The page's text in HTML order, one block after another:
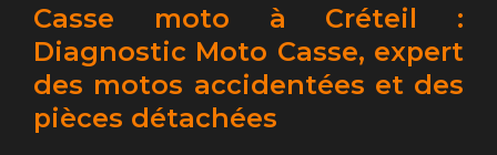
Casse moto à Créteil :
Diagnostic Moto Casse, expert
des motos accidentées et des
pièces détachées